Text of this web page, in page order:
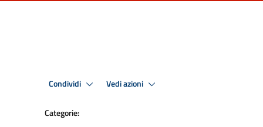
Condividi Vedi azioni
Categorie: